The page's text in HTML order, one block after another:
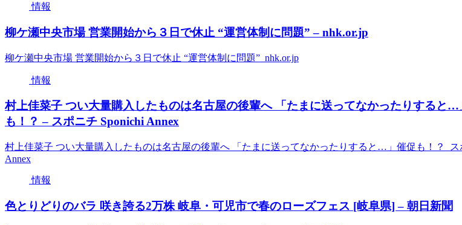
情報
柳ケ瀬中央市場 営業開始から３日で休止 “運営体制に問題” – nhk.or.jp
柳ケ瀬中央市場 営業開始から３日で休止 “運営体制に問題” nhk.or.jp
情報
村上佳菜子 つい大量購入したものは名古屋の後輩へ 「たまに送ってなかったりすると…
も！？ – スポニチ Sponichi Annex
村上佳菜子 つい大量購入したものは名古屋の後輩へ 「たまに送ってなかったりすると…」催促も！？ ス
Annex
情報
色とりどりのバラ 咲き誇る2万株 岐阜・可児市で春のローズフェス [岐阜県] – 朝日新聞